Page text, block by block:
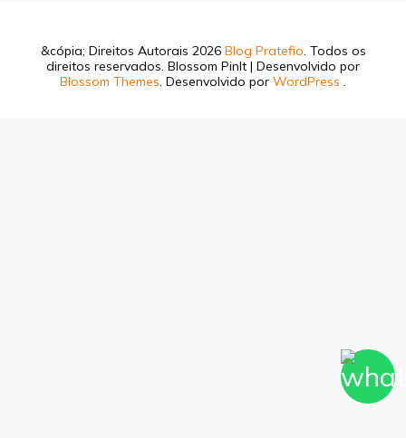
&cópia; Direitos Autorais 2026 Blog Pratefio. Todos os
direitos reservados. Blossom PinIt | Desenvolvido por
Blossom Themes. Desenvolvido por WordPress .